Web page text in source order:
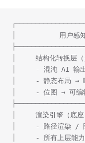
│           用户感
│     结构化转换
│     - 混沌 AI
│     - 静态布局
│     - 位图 →
│     渲染引擎
│     - 路径渲染 /
│     - 所有上层